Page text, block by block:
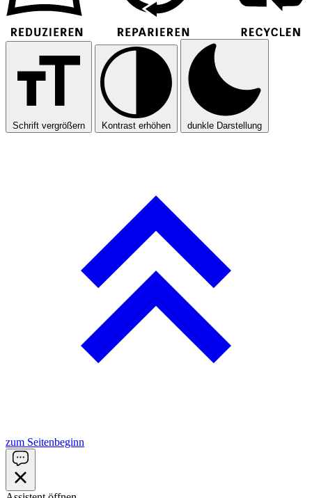
Schrift vergrößern Kontrast erhöhen dunkle Darstellung
zum Seitenbeginn